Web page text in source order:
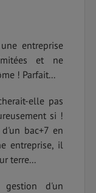
entreprise
et ne
! Parfait...
elle pas
si !
bac+7 en
entreprise, il
terre...
gestion d'un